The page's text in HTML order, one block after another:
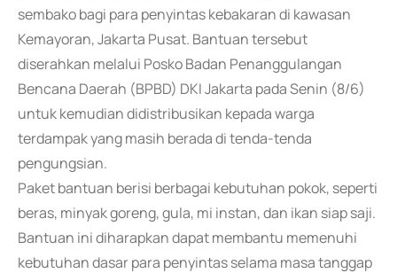
sembako bagi para penyintas kebakaran di kawasan
Kemayoran, Jakarta Pusat. Bantuan tersebut
diserahkan melalui Posko Badan Penanggulangan
Bencana Daerah (BPBD) DKI Jakarta pada Senin (8/6)
untuk kemudian didistribusikan kepada warga
terdampak yang masih berada di tenda-tenda
pengungsian.
Paket bantuan berisi berbagai kebutuhan pokok, seperti
beras, minyak goreng, gula, mi instan, dan ikan siap saji.
Bantuan ini diharapkan dapat membantu memenuhi
kebutuhan dasar para penyintas selama masa tanggap